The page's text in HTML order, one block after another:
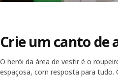
Crie um canto de
O herói da área de vestir é o
espaçosa, com resposta para tudo.